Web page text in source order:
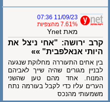
11/09/23 07:36
7.61% מהצפיות
מאת Ynet
קרב ירושה: "אחי ניצל את
היותי אנאלפבית" »»
בין אחים התעוררה מחלוקת שנגעה
לבניין מגורים שהיה שייך לאביהם
המנוח. אחד מהם טען שהשני
הערים עליו כדי לקבל בעורמה נתח
משמעותי מהנכס